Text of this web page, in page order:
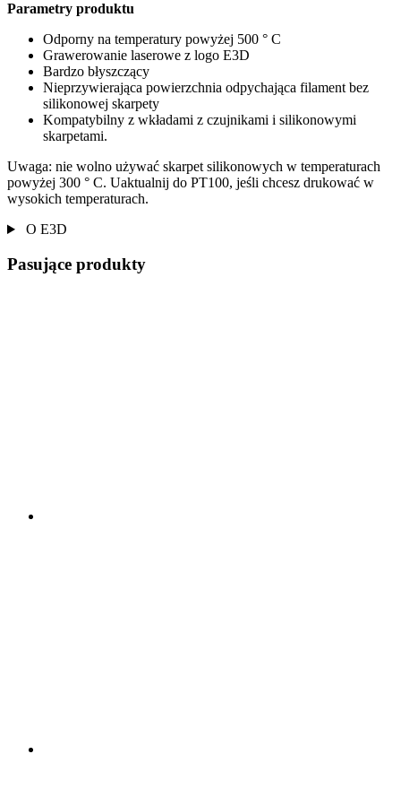
Parametry produktu
Odporny na temperatury powyżej 500 ° C
Grawerowanie laserowe z logo E3D
Bardzo błyszczący
Nieprzywierająca powierzchnia odpychająca filament bez
silikonowej skarpety
Kompatybilny z wkładami z czujnikami i silikonowymi
skarpetami.
Uwaga: nie wolno używać skarpet silikonowych w temperaturach
powyżej 300 ° C. Uaktualnij do PT100, jeśli chcesz drukować w
wysokich temperaturach.
O E3D
Pasujące produkty